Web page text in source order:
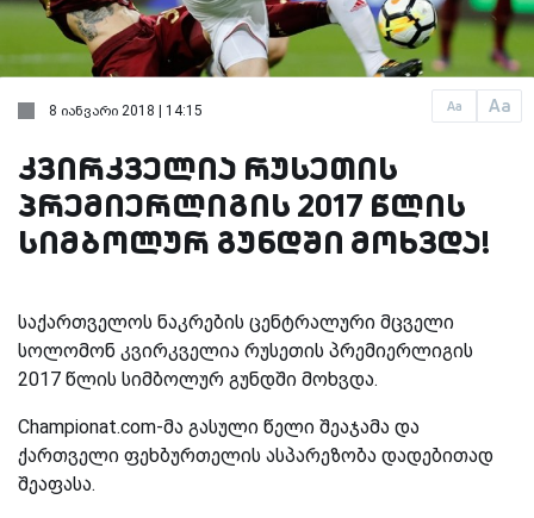
Aa Aa
8 იანვარი 2018 | 14:15
კვირკველია რუსეთის
პრემიერლიგის 2017 წლის
სიმბოლურ გუნდში მოხვდა!
საქართველოს ნაკრების ცენტრალური მცველი
სოლომონ კვირკველია რუსეთის პრემიერლიგის
2017 წლის სიმბოლურ გუნდში მოხვდა.
Championat.com-მა გასული წელი შეაჯამა და
ქართველი ფეხბურთელის ასპარეზობა დადებითად
შეაფასა.